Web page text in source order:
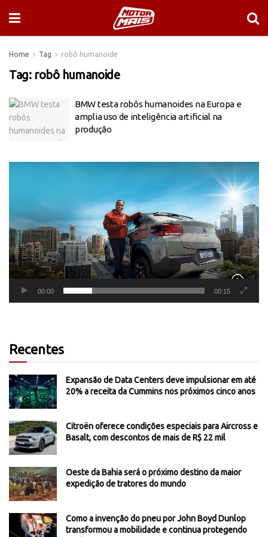
Home Tag robô humanoide
Tag: robô humanoide
BMW testa robôs humanoides na Europa e
amplia uso de inteligência artificial na
produção
00:00 00:15
Recentes
Expansão de Data Centers deve impulsionar em até
20% a receita da Cummins nos próximos cinco anos
Citroën oferece condições especiais para Aircross e
Basalt, com descontos de mais de R$ 22 mil
Oeste da Bahia será o próximo destino da maior
expedição de tratores do mundo
Como a invenção do pneu por John Boyd Dunlop
transformou a mobilidade e continua protegendo